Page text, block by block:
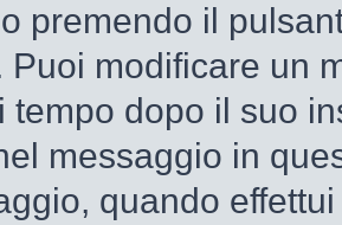
premendo il
Puoi modificare un
tempo dopo il suo
messaggio in
quando